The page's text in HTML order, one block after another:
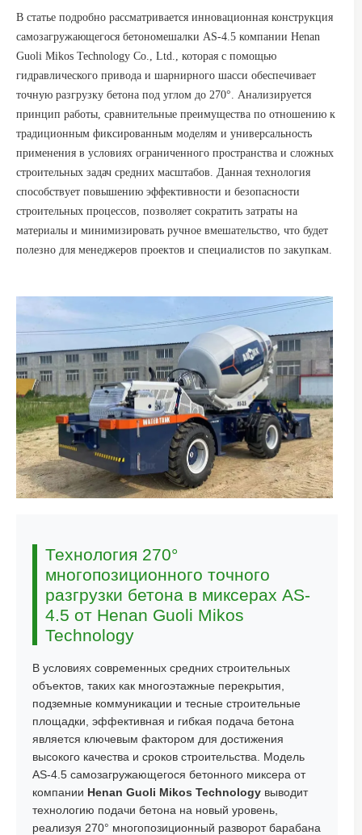
В статье подробно рассматривается инновационная конструкция
самозагружающегося бетономешалки AS-4.5 компании Henan
Guoli Mikos Technology Co., Ltd., которая с помощью
гидравлического привода и шарнирного шасси обеспечивает
точную разгрузку бетона под углом до 270°. Анализируется
принцип работы, сравнительные преимущества по отношению к
традиционным фиксированным моделям и универсальность
применения в условиях ограниченного пространства и сложных
строительных задач средних масштабов. Данная технология
способствует повышению эффективности и безопасности
строительных процессов, позволяет сократить затраты на
материалы и минимизировать ручное вмешательство, что будет
полезно для менеджеров проектов и специалистов по закупкам.
Технология 270°
многопозиционного точного
разгрузки бетона в миксерах AS-
4.5 от Henan Guoli Mikos
Technology
В условиях современных средних строительных
объектов, таких как многоэтажные перекрытия,
подземные коммуникации и тесные строительные
площадки, эффективная и гибкая подача бетона
является ключевым фактором для достижения
высокого качества и сроков строительства. Модель
AS-4.5 самозагружающегося бетонного миксера от
компании Henan Guoli Mikos Technology выводит
технологию подачи бетона на новый уровень,
реализуя 270° многопозиционный разворот барабана